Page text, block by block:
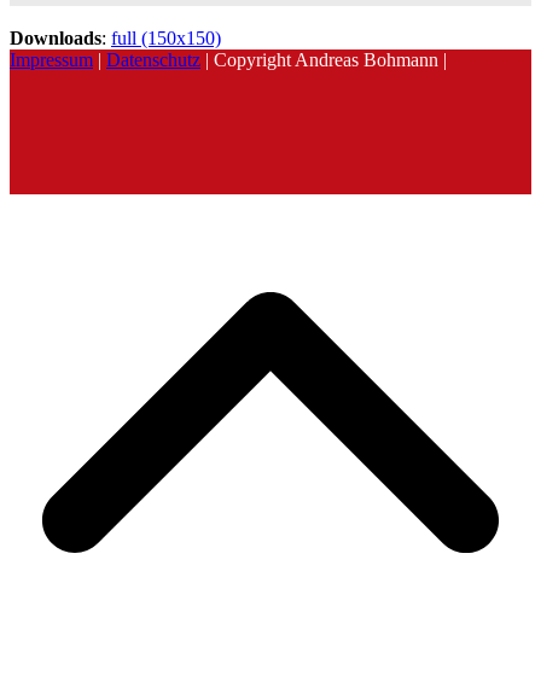
Downloads: full (150x150)
Impressum | Datenschutz | Copyright Andreas Bohmann |